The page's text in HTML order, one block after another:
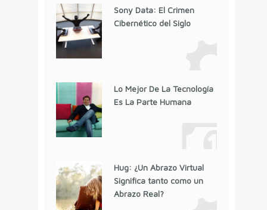
Sony Data: El Crimen
Cibernético del Siglo
Lo Mejor De La Tecnología
Es La Parte Humana
Hug: ¿Un Abrazo Virtual
Significa tanto como un
Abrazo Real?